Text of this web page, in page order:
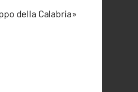
della Calabria»